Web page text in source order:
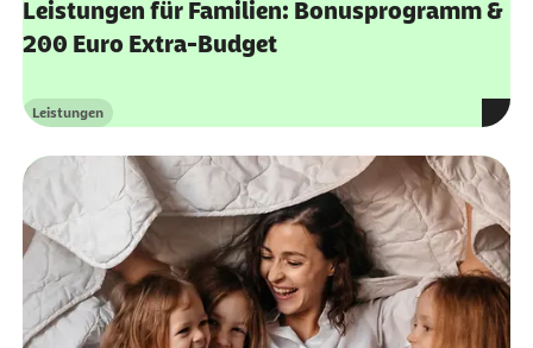
Leistungen für Familien: Bonusprogramm &
200 Euro Extra-Budget
Kategorie
Leistungen